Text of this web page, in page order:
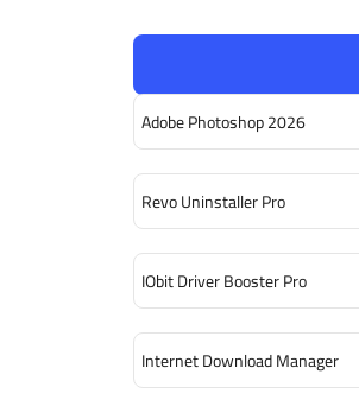
Adobe Photoshop 2026
Revo Uninstaller Pro
IObit Driver Booster Pro
Internet Download Manager